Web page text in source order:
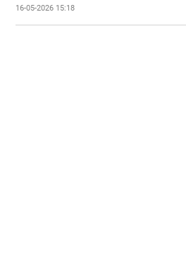
16-05-2026 15:18